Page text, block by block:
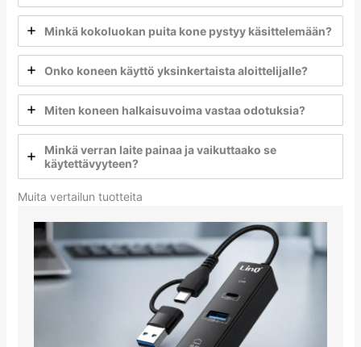
Minkä kokoluokan puita kone pystyy käsittelemään?
Onko koneen käyttö yksinkertaista aloittelijalle?
Miten koneen halkaisuvoima vastaa odotuksia?
Minkä verran laite painaa ja vaikuttaako se
käytettävyyteen?
Muita vertailun tuotteita